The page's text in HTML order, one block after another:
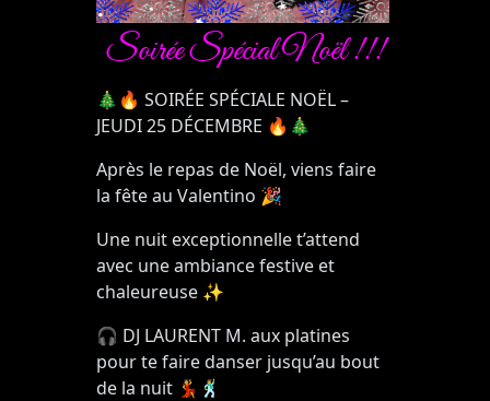
Soirée Spécial Noël !!!
🎄🔥 SOIRÉE SPÉCIALE NOËL–
JEUDI 25 DÉCEMBRE 🔥🎄
Après le repas de Noël, viens faire
la fête au Valentino 🎉
Une nuit exceptionnelle t’attend
avec une ambiance festive et
chaleureuse ✨
🎧 DJ LAURENT M. aux platines
pour te faire danser jusqu’au bout
de la nuit 💃🕺